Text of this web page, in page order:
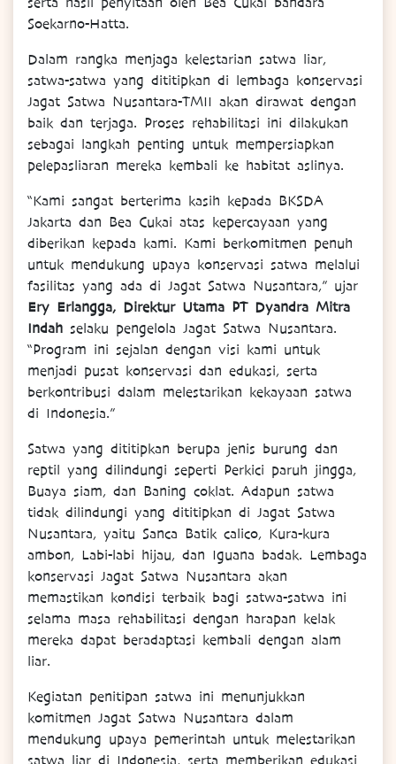
Soekarno-Hatta.
Dalam rangka menjaga kelestarian satwa liar,
satwa-satwa yang dititipkan di lembaga konservasi
Jagat Satwa Nusantara-TMII akan dirawat dengan
baik dan terjaga. Proses rehabilitasi ini dilakukan
sebagai langkah penting untuk mempersiapkan
pelepasliaran mereka kembali ke habitat aslinya.
“Kami sangat berterima kasih kepada BKSDA
Jakarta dan Bea Cukai atas kepercayaan yang
diberikan kepada kami. Kami berkomitmen penuh
untuk mendukung upaya konservasi satwa melalui
fasilitas yang ada di Jagat Satwa Nusantara,” ujar
Ery Erlangga, Direktur Utama PT Dyandra Mitra
Indah selaku pengelola Jagat Satwa Nusantara.
“Program ini sejalan dengan visi kami untuk
menjadi pusat konservasi dan edukasi, serta
berkontribusi dalam melestarikan kekayaan satwa
di Indonesia.”
Satwa yang dititipkan berupa jenis burung dan
reptil yang dilindungi seperti Perkici paruh jingga,
Buaya siam, dan Baning coklat. Adapun satwa
tidak dilindungi yang dititipkan di Jagat Satwa
Nusantara, yaitu Sanca Batik calico, Kura-kura
ambon, Labi-labi hijau, dan Iguana badak. Lembaga
konservasi Jagat Satwa Nusantara akan
memastikan kondisi terbaik bagi satwa-satwa ini
selama masa rehabilitasi dengan harapan kelak
mereka dapat beradaptasi kembali dengan alam
liar.
Kegiatan penitipan satwa ini menunjukkan
komitmen Jagat Satwa Nusantara dalam
mendukung upaya pemerintah untuk melestarikan
satwa liar di Indonesia, serta memberikan edukasi